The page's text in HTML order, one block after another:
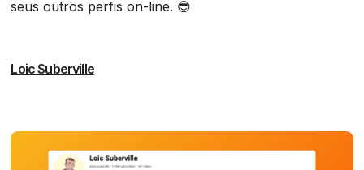
seus outros perfis on-line. 😎
Loic Suberville